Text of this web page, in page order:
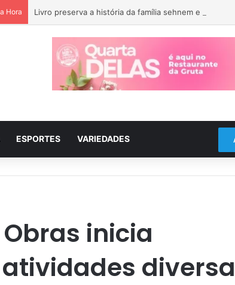
Hora Livro preserva a história da família sehnem e tem
ESPORTES VARIEDADES
inicia